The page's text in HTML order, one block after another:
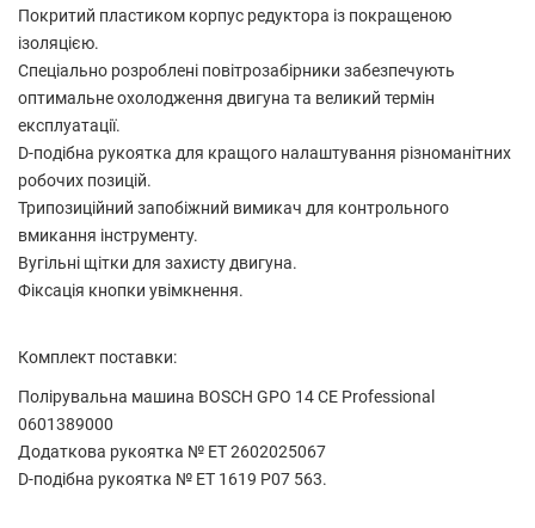
Покритий пластиком корпус редуктора із покращеною
ізоляцією.
Спеціально розроблені повітрозабірники забезпечують
оптимальне охолодження двигуна та великий термін
експлуатації.
D-подібна рукоятка для кращого налаштування різноманітних
робочих позицій.
Трипозиційний запобіжний вимикач для контрольного
вмикання інструменту.
Вугільні щітки для захисту двигуна.
Фіксація кнопки увімкнення.
Комплект поставки:
Полірувальна машина BOSCH GPO 14 CE Professional
0601389000
Додаткова рукоятка № ET 2602025067
D-подібна рукоятка № ET 1619 P07 563.